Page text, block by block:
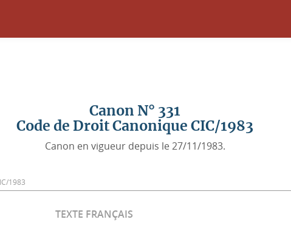
Canon N° 331
Code de Droit Canonique CIC/1983
Canon en vigueur depuis le 27/11/1983.
1983
TEXTE FRANÇAIS